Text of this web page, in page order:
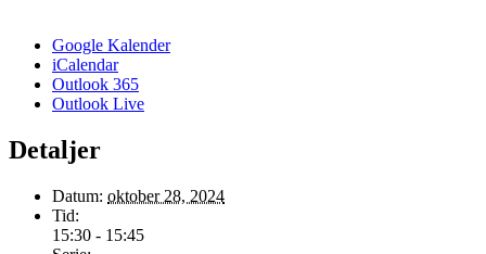
Google Kalender
iCalendar
Outlook 365
Outlook Live
Detaljer
Datum: oktober 28, 2024
Tid:
15:30 - 15:45